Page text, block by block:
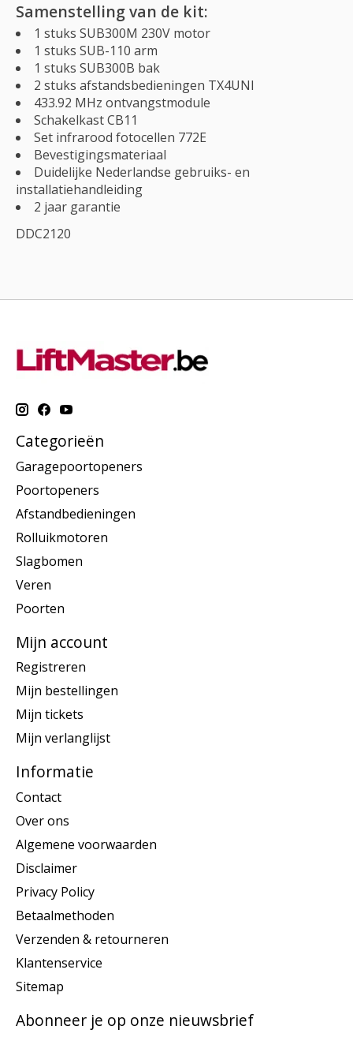
Samenstelling van de kit:
1 stuks SUB300M 230V motor
1 stuks SUB-110 arm
1 stuks SUB300B bak
2 stuks afstandsbedieningen TX4UNI
433.92 MHz ontvangstmodule
Schakelkast CB11
Set infrarood fotocellen 772E
Bevestigingsmateriaal
Duidelijke Nederlandse gebruiks- en
installatiehandleiding
2 jaar garantie
DDC2120
Categorieën
Garagepoortopeners
Poortopeners
Afstandbedieningen
Rolluikmotoren
Slagbomen
Veren
Poorten
Mijn account
Registreren
Mijn bestellingen
Mijn tickets
Mijn verlanglijst
Informatie
Contact
Over ons
Algemene voorwaarden
Disclaimer
Privacy Policy
Betaalmethoden
Verzenden & retourneren
Klantenservice
Sitemap
Abonneer je op onze nieuwsbrief